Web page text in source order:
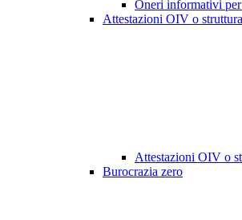
Oneri informativi
Attestazioni OIV o
Attestazioni OIV o
Burocrazia zero